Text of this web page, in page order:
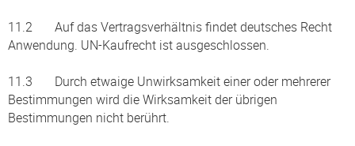
11.2 Auf das Vertragsverhältnis findet deutsches Recht
Anwendung. UN-Kaufrecht ist ausgeschlossen.
11.3 Durch etwaige Unwirksamkeit einer oder mehrerer
Bestimmungen wird die Wirksamkeit der übrigen
Bestimmungen nicht berührt.